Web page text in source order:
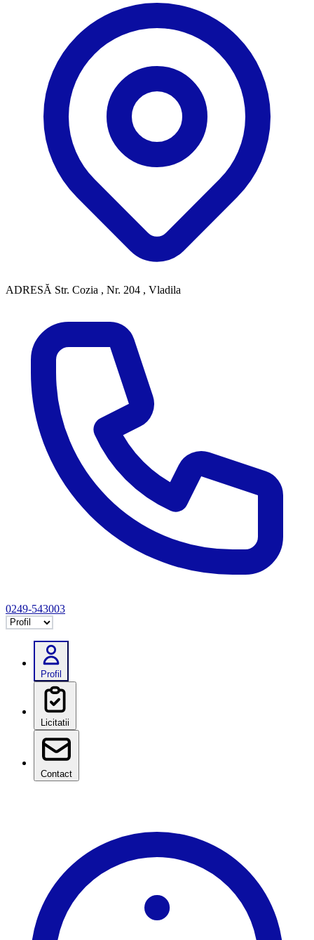
ADRESĂ Str. Cozia , Nr. 204 , Vladila
0249-543003
Selectează tab
Profil
Licitatii
Contact